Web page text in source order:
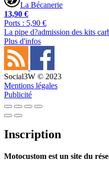
La Bécanerie
13,90 €
Ports : 5,90 €
La pipe d?admission des kits
Plus d'infos
Social3W © 2023
Mentions légales
Publicité
Inscription
Motocustom est un site du